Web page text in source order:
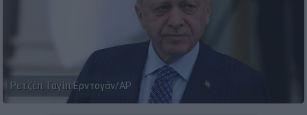
Ρετζέπ Ταγίπ Ερντογάν/AP